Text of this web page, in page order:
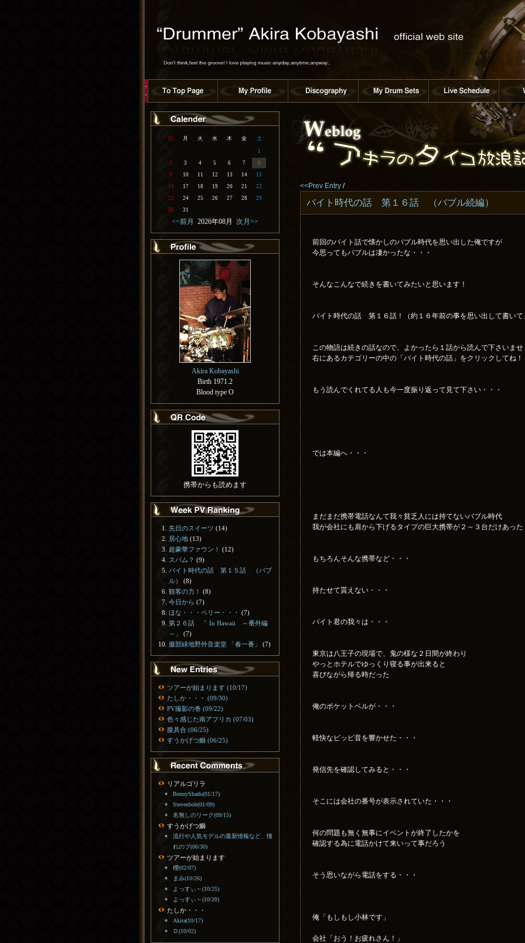
<<Prev Entry /
バイト時代の話 第１６話 （バブル続編）
前回のバイト話で懐かしのバブル時代を思い出した俺ですが
今思ってもバブルは凄かったな・・・
そんなこんなで続きを書いてみたいと思います！
バイト時代の話 第１６話！（約１６年前の事を思い出して書いて
この物語は続きの話なので、よかったら１話から読んで下さいませ
右にあるカテゴリーの中の「バイト時代の話」をクリックしてね！
もう読んでくれてる人も今一度振り返って見て下さい・・・
では本編へ・・・
まだまだ携帯電話なんて我々貧乏人には持てないバブル時代
我が会社にも肩から下げるタイプの巨大携帯が２～３台だけあった
もちろんそんな携帯など・・・
持たせて貰えない・・・
バイト君の我々は・・・
東京は八王子の現場で、鬼の様な２日間が終わり
やっとホテルでゆっくり寝る事が出来ると
喜びながら帰る時だった
俺のポケットベルが・・・
軽快なピッピ音を響かせた・・・
発信先を確認してみると・・・
そこには会社の番号が表示されていた・・・
何の問題も無く無事にイベントが終了したかを
確認する為に電話かけて来いって事だろう
そう思いながら電話をする・・・
俺「もしもし小林です」
会社「おう！お疲れさん！」
日 月 火 水 木 金 土
1
2
3 4 5 6 7
8
9
10 11 12 13 14
15
16
17 18 19 20 21
22
23
24 25 26 27 28
29
30
31
<<前月 2026年08月 次月>>
Akira Kobayashi
Birth 1971.2
Blood type O
携帯からも読めます
先日のスイーツ (14)
居心地 (13)
超豪華ファウン！
(12)
スパム？ (9)
バイト時代の話 第１５話 （バブ
ル）
(8)
観客の力！
(8)
今日から (7)
ほな・・・ペリー・・・ (7)
第２６話 「 In Hawaii ～番外編
～」
(7)
服部緑地野外音楽堂 「春一番」
(7)
ツアーが始まります (10/17)
たしか・・・ (09/30)
PV撮影の巻 (09/22)
色々感じた南アフリカ (07/03)
腹具合 (06/25)
すうかげつ鰤 (06/25)
リアルゴリラ
BennyShado(01/17)
Stevenbob(01/09)
名無しのリーク(09/15)
すうかげつ鰤
流行や人気モデルの最新情報など、憧
れのブ(06/30)
ツアーが始まります
櫻(02/07)
まみ(10/26)
よっすぃ～(10/25)
よっすぃ～(10/20)
たしか・・・
Akira(10/17)
Ｄ(10/02)